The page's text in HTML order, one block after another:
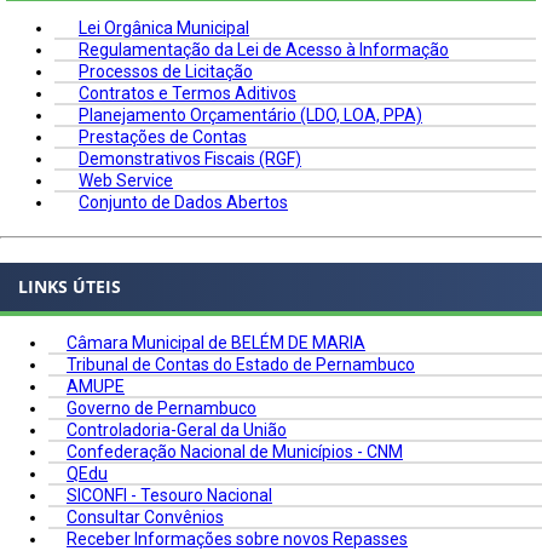
Lei Orgânica Municipal
Regulamentação da Lei de Acesso à Informação
Processos de Licitação
Contratos e Termos Aditivos
Planejamento Orçamentário (LDO, LOA, PPA)
Prestações de Contas
Demonstrativos Fiscais (RGF)
Web Service
Conjunto de Dados Abertos
LINKS ÚTEIS
Câmara Municipal de BELÉM DE MARIA
Tribunal de Contas do Estado de Pernambuco
AMUPE
Governo de Pernambuco
Controladoria-Geral da União
Confederação Nacional de Municípios - CNM
QEdu
SICONFI - Tesouro Nacional
Consultar Convênios
Receber Informações sobre novos Repasses